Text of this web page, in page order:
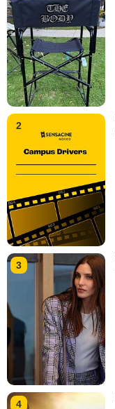
2
3
4